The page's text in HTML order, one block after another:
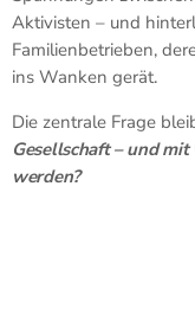
Aktivisten – und
Familienbetrieben,
ins Wanken gerät.
Die zentrale Frage
Gesellschaft – und
werden?